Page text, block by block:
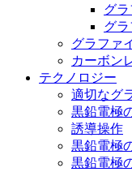
グ
グ
グラファ
カーボン
テクノロジー
適切なグ
黒鉛電極
誘導操作
黒鉛電極
黒鉛電極